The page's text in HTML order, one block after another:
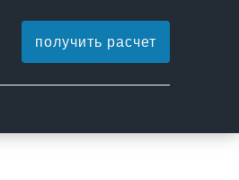
получить расчет